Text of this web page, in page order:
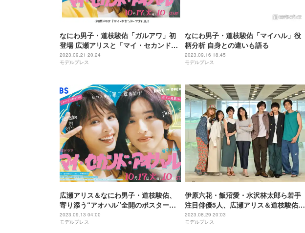
なにわ男子・道枝駿佑「ガルアワ」初
登場 広瀬アリスと「マイ・セカンド・
アオハル」SPステージ決定
2023.09.21 20:24
モデルプレス
なにわ男子・道枝駿佑「マイハル」役
柄分析 自身との違いも語る
2023.09.16 18:45
モデルプレス
広瀬アリス＆なにわ男子・道枝駿佑、
寄り添う“アオハル”全開のポスタービ
ジュアル解禁＜マイ・セカンド・アオ
ハル＞
2023.09.13 04:00
モデルプレス
伊原六花・飯沼愛・水沢林太郎ら若手
注目俳優5人、広瀬アリス＆道枝駿佑出
演「マイ・セカンド・アオハル」追加
キャスト発表
2023.08.29 20:03
モデルプレス